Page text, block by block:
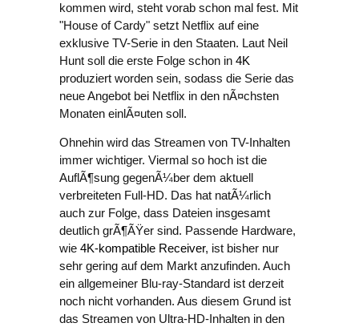
kommen wird, steht vorab schon mal fest. Mit
"House of Cardy" setzt Netflix auf eine
exklusive TV-Serie in den Staaten. Laut Neil
Hunt soll die erste Folge schon in 4K
produziert worden sein, sodass die Serie das
neue Angebot bei Netflix in den nÃ¤chsten
Monaten einlÃ¤uten soll.
Ohnehin wird das Streamen von TV-Inhalten
immer wichtiger. Viermal so hoch ist die
AuflÃ¶sung gegenÃ¼ber dem aktuell
verbreiteten Full-HD. Das hat natÃ¼rlich
auch zur Folge, dass Dateien insgesamt
deutlich grÃ¶ÃŸer sind. Passende Hardware,
wie 4K-kompatible Receiver, ist bisher nur
sehr gering auf dem Markt anzufinden. Auch
ein allgemeiner Blu-ray-Standard ist derzeit
noch nicht vorhanden. Aus diesem Grund ist
das Streamen von Ultra-HD-Inhalten in den